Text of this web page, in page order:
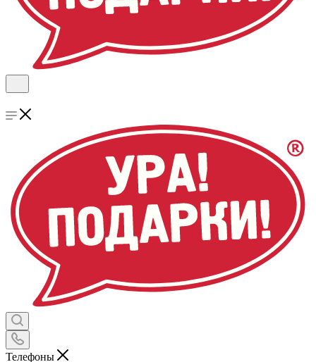
Телефоны